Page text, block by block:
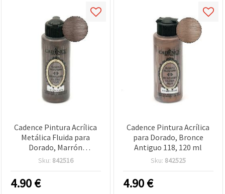
Cadence Pintura Acrílica
Metálica Fluida para
Dorado, Marrón
Chocolate, 120 ml – Para
madera y DIY (No
contiene oro real)
Sku: 842516
4.90€
Cadence Pintura Acrílica
para Dorado, Bronce
Antiguo 118, 120 ml
Sku: 842525
4.90€